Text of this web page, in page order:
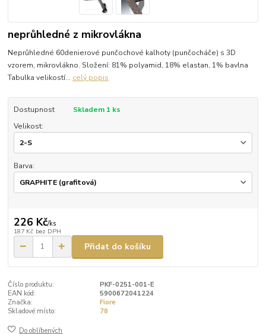
neprůhledné z mikrovlákna
Neprůhledné 60denierové punčochové kalhoty (punčocháče) s 3D
vzorem, mikrovlákno. Složení: 81% polyamid, 18% elastan, 1% bavlna
Tabulka velikostí... celý popis
Dostupnost
Skladem 1 ks
Velikost:
Barva:
226 Kč/ks
187 Kč bez DPH
Přidat do košíku
Číslo produktu:
PKF-0251-001-E
EAN kód:
5900672041224
Značka:
Fiore
Skladové místo:
78
Do oblíbených